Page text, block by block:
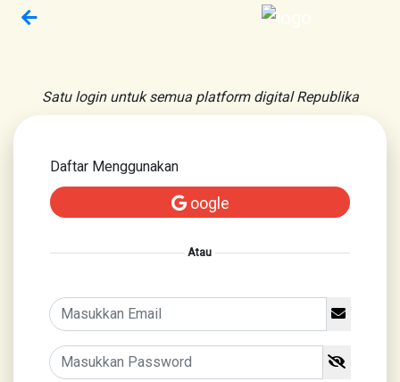
Satu login untuk semua platform digital Republika
Daftar Menggunakan
oogle
Atau